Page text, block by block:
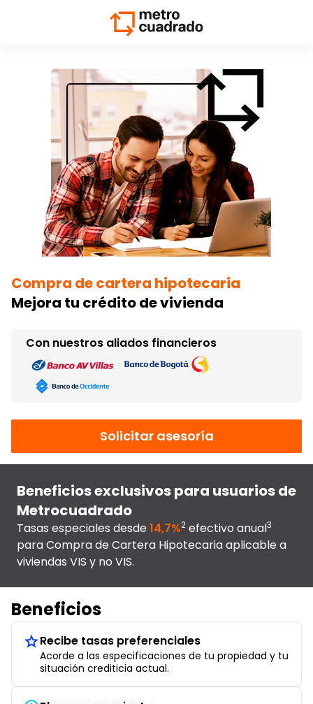
Compra de cartera hipotecaria
Mejora tu crédito de vivienda
Con nuestros aliados financieros
Solicitar asesoría
Beneficios exclusivos para usuarios de
Metrocuadrado
Tasas especiales desde 14,7%2 efectivo anual3
para Compra de Cartera Hipotecaria aplicable a
viviendas VIS y no VIS.
Beneficios
Recibe tasas preferenciales
Acorde a las especificaciones de tu propiedad y tu
situación crediticia actual.